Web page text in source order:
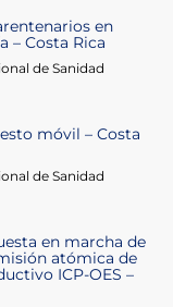
en
– Costa Rica
de Sanidad
móvil – Costa
de Sanidad
en marcha de
atómica de
ICP-OES –